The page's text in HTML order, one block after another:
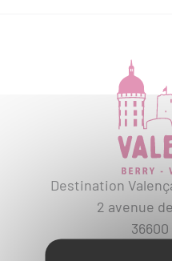
Destination
2 avenue